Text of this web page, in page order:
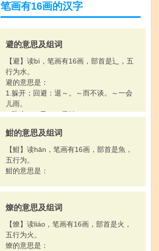
笔画有16画的汉字
避的意思及组词
【避】读bì，笔画有16画，部首是辶，五
行为水。
避的意思是：
1.躲开；回避：退～。～而不谈。～一会
儿雨。
2.防止：～孕。～雷针。
魽的意思及组词
【魽】读hān，笔画有16画，部首是魚，
五行为。
魽的意思是：
燎的意思及组词
【燎】读liáo，笔画有16画，部首是火，
五行为火。
燎的意思是：